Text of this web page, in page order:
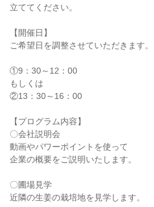
立ててください。
【開催日】
ご希望日を調整させていただきます。
①9：30～12：00
もしくは
②13：30～16：00
【プログラム内容】
〇会社説明会
動画やパワーポイントを使って
企業の概要をご説明いたします。
〇圃場見学
近隣の生姜の栽培地を見学します。